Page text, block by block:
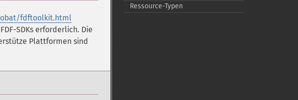
fdftoolkit.html
SDKs erforderlich. Die
Plattformen sind
Ressource-​Typen